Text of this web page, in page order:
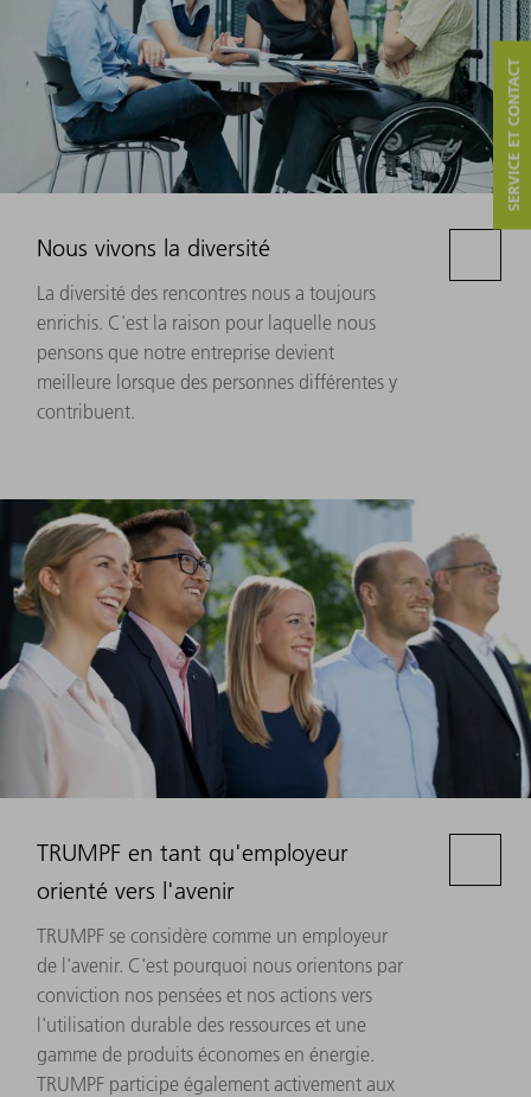
Nous vivons la diversité
La diversité des rencontres nous a toujours
enrichis. C'est la raison pour laquelle nous
pensons que notre entreprise devient
meilleure lorsque des personnes différentes y
contribuent.
TRUMPF en tant qu'employeur
orienté vers l'avenir
TRUMPF se considère comme un employeur
de l'avenir. C'est pourquoi nous orientons par
conviction nos pensées et nos actions vers
l'utilisation durable des ressources et une
gamme de produits économes en énergie.
TRUMPF participe également activement aux
SERVICE ET CONTACT